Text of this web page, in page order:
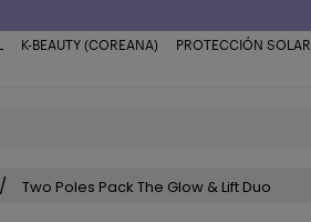
K-BEAUTY (COREANA) PROTECCIÓN SOLAR
Two Poles Pack The Glow & Lift Duo